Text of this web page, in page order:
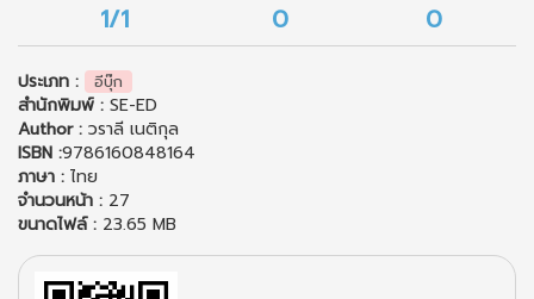
1/1
0 0
ประเภท : อีบุ๊ก
สำนักพิมพ์ : SE-ED
Author : วราลี เนติกุล
ISBN :9786160848164
ภาษา : ไทย
จำนวนหน้า : 27
ขนาดไฟล์ : 23.65 MB